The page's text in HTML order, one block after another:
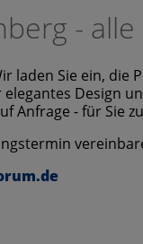
-
Sie ein,
Design
- für Sie